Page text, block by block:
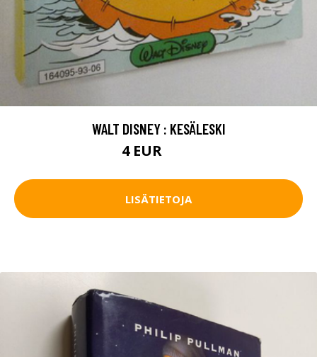
WALT DISNEY : KESÄLESKI
4 EUR
LISÄTIETOJA